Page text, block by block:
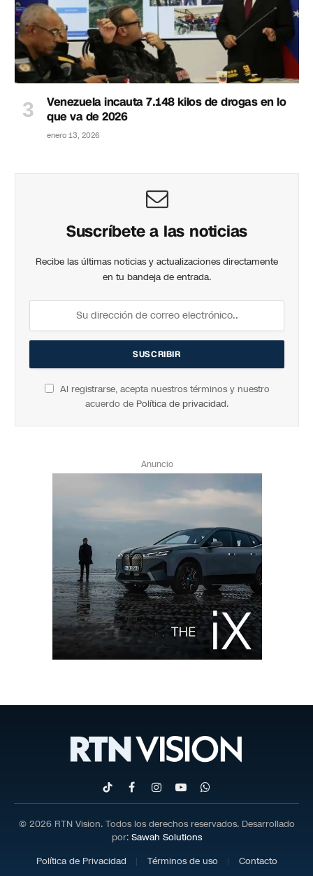
Venezuela incauta 7.148 kilos de drogas en lo
que va de 2026
enero 13, 2026
Suscríbete a las noticias
Recibe las últimas noticias y actualizaciones directamente
en tu bandeja de entrada.
Al registrarse, acepta nuestros términos y nuestro
acuerdo de Política de privacidad.
Anuncio
TikTokFacebookInstagram
YouTubeWhatsApp
© 2026 RTN Vision. Todos los derechos reservados. Desarrollado
por: Sawah Solutions
Política de Privacidad
Términos de uso Contacto